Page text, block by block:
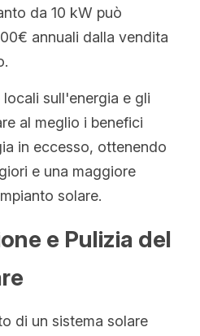
da 10 kW può
annuali dalla vendita
sull'energia e gli
al meglio i benefici
in eccesso, ottenendo
e una maggiore
solare.
e Pulizia del
di un sistema solare